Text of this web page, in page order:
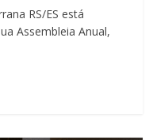
RS/ES está
Assembleia Anual,